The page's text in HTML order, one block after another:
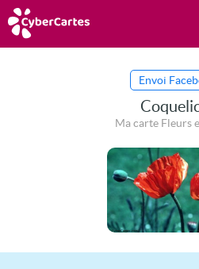
Toutes les cartes
Envoi
Ma carte Fleurs